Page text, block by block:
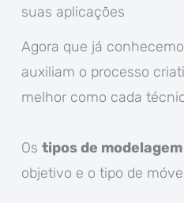
suas aplicações
Agora que já
auxiliam o processo
melhor como cada
Os tipos de modelagem
objetivo e o tipo de